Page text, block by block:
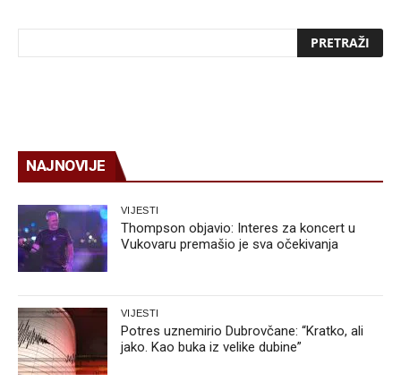
NAJNOVIJE
VIJESTI
Thompson objavio: Interes za koncert u
Vukovaru premašio je sva očekivanja
VIJESTI
Potres uznemirio Dubrovčane: “Kratko, ali
jako. Kao buka iz velike dubine”